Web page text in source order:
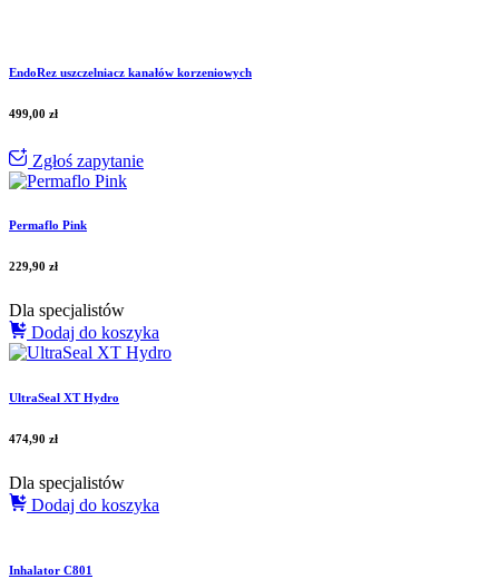
EndoRez uszczelniacz kanałów korzeniowych
499,00 zł
Zgłoś zapytanie
Permaflo Pink
229,90 zł
Dla specjalistów
Dodaj do koszyka
UltraSeal XT Hydro
474,90 zł
Dla specjalistów
Dodaj do koszyka
Inhalator C801